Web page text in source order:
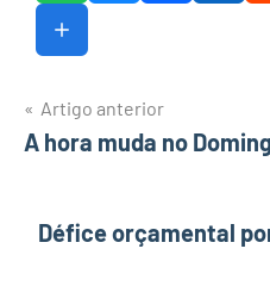
Navegação
de
Artigo anterior
A hora muda no
Défice orçamental